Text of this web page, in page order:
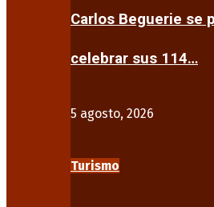
Carlos Beguerie se
celebrar sus 114…
5 agosto, 2026
Turismo